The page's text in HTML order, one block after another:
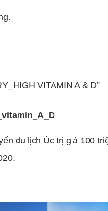
VITAMIN A & D”
du lịch Úc trị giá 100